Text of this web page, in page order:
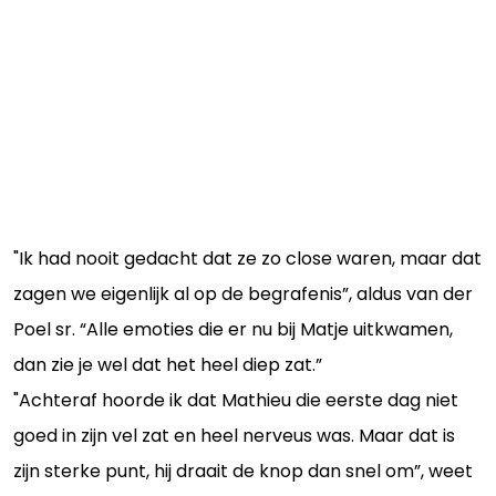
"Ik had nooit gedacht dat ze zo close waren, maar dat
zagen we eigenlijk al op de begrafenis”, aldus van der
Poel sr. “Alle emoties die er nu bij Matje uitkwamen,
dan zie je wel dat het heel diep zat.”
"Achteraf hoorde ik dat Mathieu die eerste dag niet
goed in zijn vel zat en heel nerveus was. Maar dat is
zijn sterke punt, hij draait de knop dan snel om”, weet